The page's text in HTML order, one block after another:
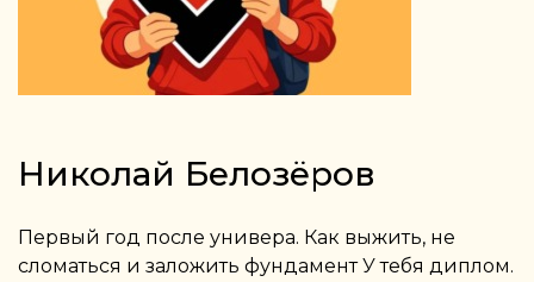
Николай Белозёров
Первый год после универа. Как выжить, не
сломаться и заложить фундамент У тебя диплом.